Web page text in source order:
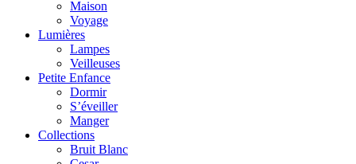
Maison
Voyage
Lumières
Lampes
Veilleuses
Petite Enfance
Dormir
S’éveiller
Manger
Collections
Bruit Blanc